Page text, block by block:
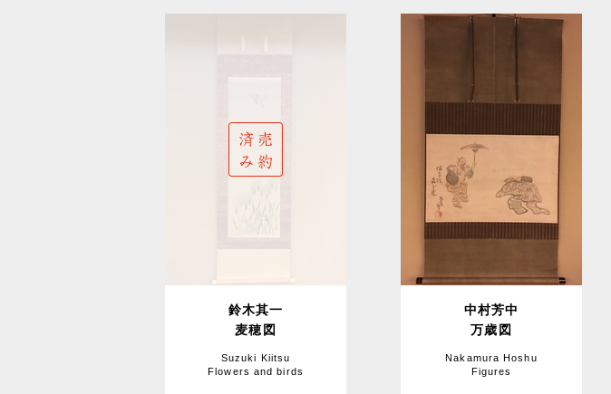
鈴木其一
麦穂図
Suzuki Kiitsu
Flowers and birds
中村芳中
万歳図
Nakamura Hoshu
Figures